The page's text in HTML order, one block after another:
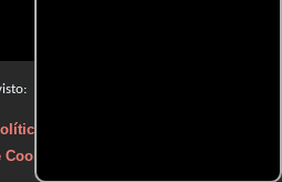
de privacidad